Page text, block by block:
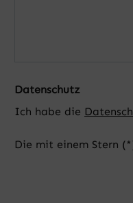
Datenschutz
Ich habe die
Die mit einem Stern